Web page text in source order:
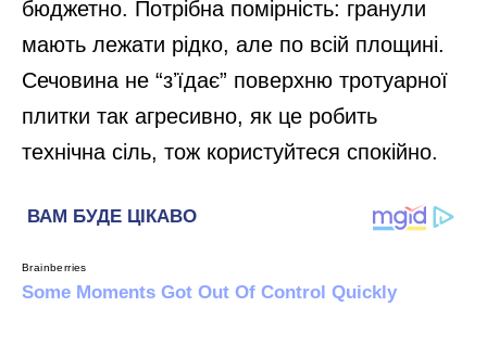
бюджетно. Потрібна помірність: гранули
мають лежати рідко, але по всій площині.
Сечовина не “зʼїдає” поверхню тротуарної
плитки так агресивно, як це робить
технічна сіль, тож користуйтеся спокійно.